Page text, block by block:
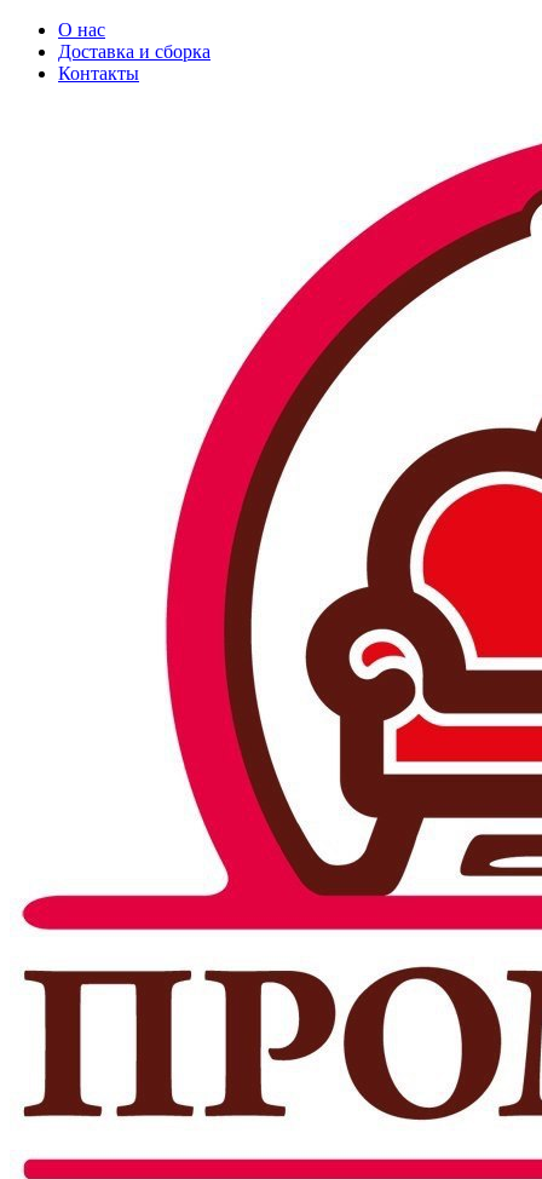
О нас
Доставка и сборка
Контакты